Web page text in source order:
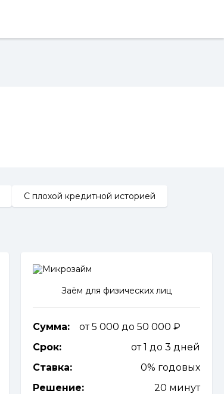
С плохой кредитной историей
Заём для физических лиц
Сумма:
от 5 000 до 50 000
Срок:
от 1 до 3 дней
Ставка:
0% годовых
Решение:
20 минут